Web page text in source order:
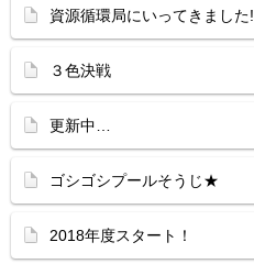
資源循環局にいってきました!
３色決戦
更新中…
ゴシゴシプールそうじ★
2018年度スタート！